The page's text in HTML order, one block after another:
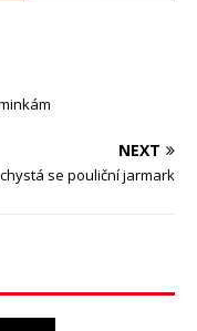
NEXT
se pouliční jarmark